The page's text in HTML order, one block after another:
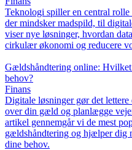
Teknologi spiller en central
der mindsker madspild, til
viser nye løsninger, hvordan
cirkulær økonomi og reducere
Gældshåndtering online:
behov?
Finans
Digitale løsninger gør det
over din gæld og planlægge
artikel gennemgår vi de mest
gældshåndtering og hjælper dig
dine behov.